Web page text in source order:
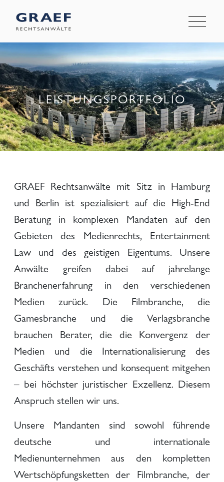
LEISTUNGSPORTFOLIO
GRAEF Rechtsanwälte mit Sitz in Hamburg
und Berlin ist spezialisiert auf die High-End
Beratung in komplexen Mandaten auf den
Gebieten des Medienrechts, Entertainment
Law und des geistigen Eigentums. Unsere
Anwälte greifen dabei auf jahrelange
Branchenerfahrung in den verschiedenen
Medien zurück. Die Filmbranche, die
Gamesbranche und die Verlagsbranche
brauchen Berater, die die Konvergenz der
Medien und die Internationalisierung des
Geschäfts verstehen und konsequent mitgehen
– bei höchster juristischer Exzellenz. Diesem
Anspruch stellen wir uns.
Unsere Mandanten sind sowohl führende
deutsche und internationale
Medienunternehmen aus den kompletten
Wertschöpfungsketten der Filmbranche, der